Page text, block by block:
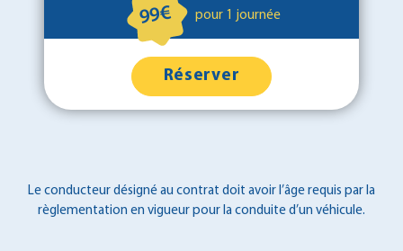
99€ pour 1 journée
Réserver
Le conducteur désigné au contrat doit avoir l’âge requis par la
règlementation en vigueur pour la conduite d’un véhicule.